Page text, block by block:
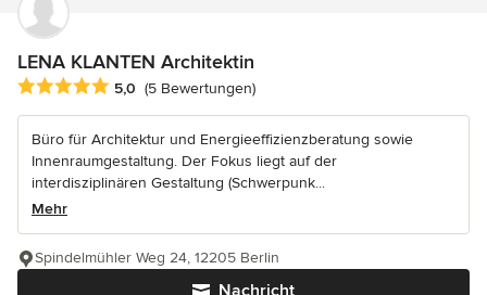
LENA KLANTEN Architektin
Durchschnittliche Bewertung: 5 von 5 Sternen
5,0 (5 Bewertungen)
Büro für Architektur und Energieeffizienzberatung sowie
Innenraumgestaltung. Der Fokus liegt auf der
interdisziplinären Gestaltung (Schwerpunk...
Mehr
Spindelmühler Weg 24, 12205 Berlin